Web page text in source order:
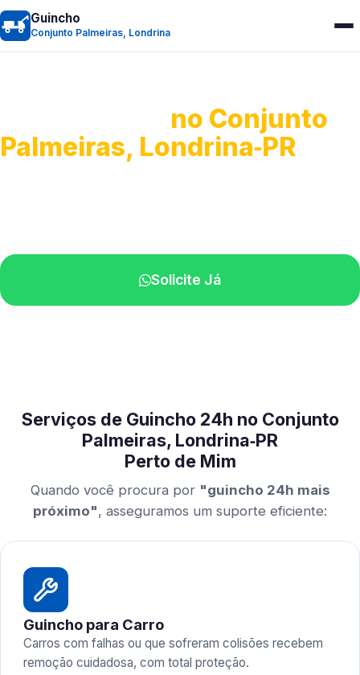
Guincho
Conjunto Palmeiras, Londrina
no Conjunto
Palmeiras, Londrina‑PR
Solicite Já
Serviços de Guincho 24h no Conjunto
Palmeiras, Londrina‑PR
Perto de Mim
Quando você procura por "guincho 24h mais
próximo", asseguramos um suporte eficiente:
Guincho para Carro
Carros com falhas ou que sofreram colisões recebem
remoção cuidadosa, com total proteção.